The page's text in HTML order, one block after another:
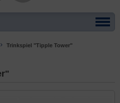
Trinkspiel "Tipple Tower"